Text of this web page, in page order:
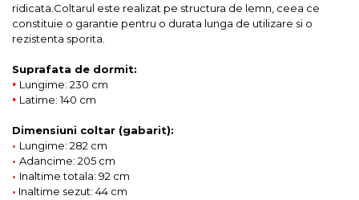
ridicata.Coltarul este realizat pe structura de lemn, ceea ce
constituie o garantie pentru o durata lunga de utilizare si o
rezistenta sporita.
Suprafata de dormit:
• Lungime: 230 cm
• Latime: 140 cm
Dimensiuni coltar (gabarit):
• Lungime: 282 cm
• Adancime: 205 cm
• Inaltime totala: 92 cm
• Inaltime sezut: 44 cm